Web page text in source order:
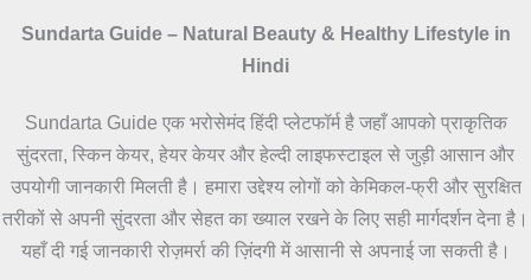
Sundarta Guide – Natural Beauty & Healthy Lifestyle in
Hindi
Sundarta Guide एक भरोसेमंद हिंदी प्लेटफॉर्म है जहाँ आपको प्राकृतिक
सुंदरता, स्किन केयर, हेयर केयर और हेल्दी लाइफस्टाइल से जुड़ी आसान और
उपयोगी जानकारी मिलती है। हमारा उद्देश्य लोगों को केमिकल-फ्री और सुरक्षित
तरीकों से अपनी सुंदरता और सेहत का ख्याल रखने के लिए सही मार्गदर्शन देना है।
यहाँ दी गई जानकारी रोज़मर्रा की ज़िंदगी में आसानी से अपनाई जा सकती है।